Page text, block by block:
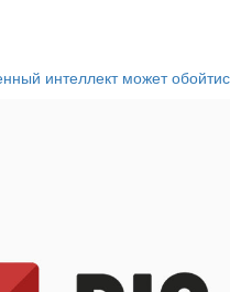
интеллект может